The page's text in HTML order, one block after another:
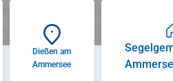
Dießen am
Ammersee